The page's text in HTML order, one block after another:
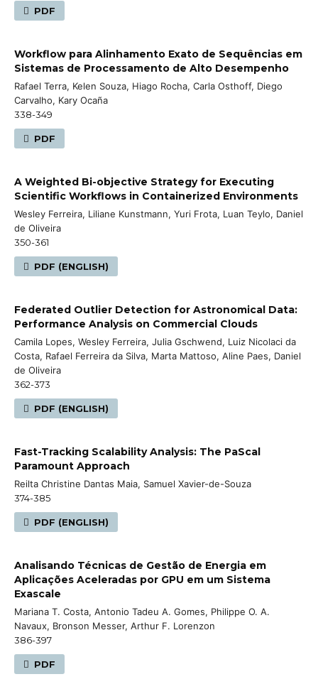
PDF
Workflow para Alinhamento Exato de Sequências em
Sistemas de Processamento de Alto Desempenho
Rafael Terra, Kelen Souza, Hiago Rocha, Carla Osthoff, Diego
Carvalho, Kary Ocaña
338-349
PDF
A Weighted Bi-objective Strategy for Executing
Scientific Workflows in Containerized Environments
Wesley Ferreira, Liliane Kunstmann, Yuri Frota, Luan Teylo, Daniel
de Oliveira
350-361
PDF (ENGLISH)
Federated Outlier Detection for Astronomical Data:
Performance Analysis on Commercial Clouds
Camila Lopes, Wesley Ferreira, Julia Gschwend, Luiz Nicolaci da
Costa, Rafael Ferreira da Silva, Marta Mattoso, Aline Paes, Daniel
de Oliveira
362-373
PDF (ENGLISH)
Fast-Tracking Scalability Analysis: The PaScal
Paramount Approach
Reilta Christine Dantas Maia, Samuel Xavier-de-Souza
374-385
PDF (ENGLISH)
Analisando Técnicas de Gestão de Energia em
Aplicações Aceleradas por GPU em um Sistema
Exascale
Mariana T. Costa, Antonio Tadeu A. Gomes, Philippe O. A.
Navaux, Bronson Messer, Arthur F. Lorenzon
386-397
PDF